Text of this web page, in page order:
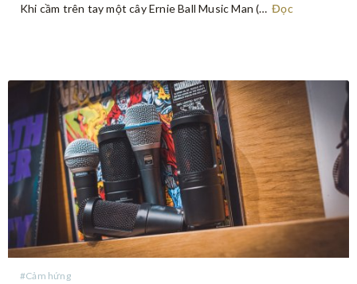
Khi cầm trên tay một cây Ernie Ball Music Man (EBMM), lập tức bạn sẽ có một cảm giác khó có thể diễn tả bằng lời. Không chỉ là một khúc gỗ với vài sợi dây trên đó đâu, mà là cảm giác “sương sướng” khi ôm đàn thoải mái,… Đọc
#Cảm hứng